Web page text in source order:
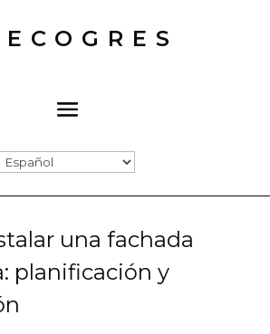
una fachada
planificación y